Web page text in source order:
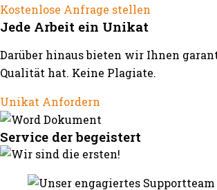
Kostenlose Anfrage stellen
Jede Arbeit ein Unikat
Darüber hinaus bieten wir Ihnen
Qualität hat. Keine Plagiate.
Unikat Anfordern
Service der begeistert